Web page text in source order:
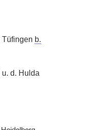
Tüfingen b.
d. Hulda